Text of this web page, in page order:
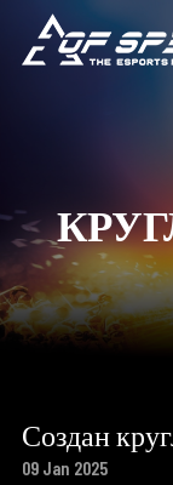
Создан
09 Jan 2025